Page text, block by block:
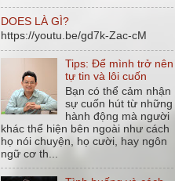
DOES LÀ GÌ?
https://youtu.be/gd7k-Zac-cM
Tips: Để mình trở nên
tự tin và lôi cuốn
Bạn có thể cảm nhận
sự cuốn hút từ những
hành động mà người
khác thể hiện bên ngoài như cách
họ nói chuyện, họ cười, hay ngôn
ngữ cơ th...